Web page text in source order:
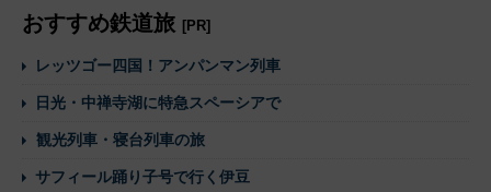
おすすめ鉄道旅 [PR]
レッツゴー四国！アンパンマン列車
日光・中禅寺湖に特急スペーシアで
観光列車・寝台列車の旅
サフィール踊り子号で行く伊豆